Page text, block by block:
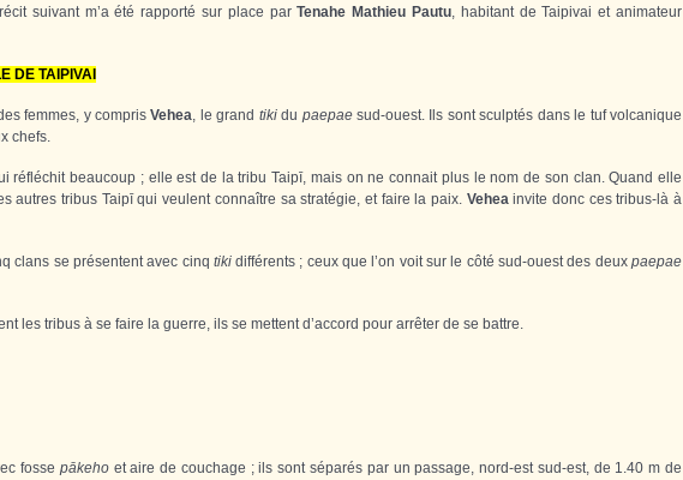
suivant m’a été rapporté sur place parTenahe Mathieu Pautu, habitant de Taipivai et animateur
DE TAIPIVAI
femmes, y comprisVehea, le grand tikidu paepaesud-ouest. Ils sont sculptés dans le tuf volcanique
chefs.
réfléchit beaucoup ; elle est de la tribu Taipī, mais on ne connait plus le nom de son clan. Quand elle
autres tribus Taipī qui veulent connaître sa stratégie, et faire la paix. Veheainvite donc ces tribus-là à
clans se présentent avec cinq tikidifférents ; ceux que l’on voit sur le côté sud-ouest des deuxpaepae
les tribus à se faire la guerre, ils se mettent d’accord pour arrêter de se battre.
fosse pākehoet aire de couchage ; ils sont séparés par un passage, nord-est sud-est, de 1.40 m de